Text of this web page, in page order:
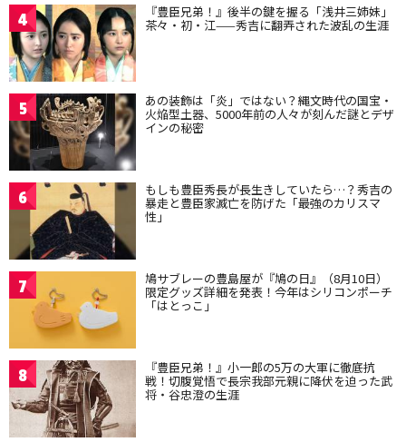
4 『豊臣兄弟！』後半の鍵を握る「浅井三姉妹」
茶々・初・江——秀吉に翻弄された波乱の生涯
5 あの装飾は「炎」ではない？縄文時代の国宝・
火焔型土器、5000年前の人々が刻んだ謎とデザ
インの秘密
6 もしも豊臣秀長が長生きしていたら…？秀吉の
暴走と豊臣家滅亡を防げた「最強のカリスマ
性」
7 鳩サブレーの豊島屋が『鳩の日』（8月10日）
限定グッズ詳細を発表！今年はシリコンポーチ
「はとっこ」
8 『豊臣兄弟！』小一郎の5万の大軍に徹底抗
戦！切腹覚悟で長宗我部元親に降伏を迫った武
将・谷忠澄の生涯